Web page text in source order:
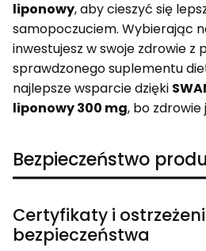
liponowy, aby cieszyć się
samopoczuciem. Wybierając
inwestujesz w swoje zdrowie z
sprawdzonego suplementu
najlepsze wsparcie dzięki
liponowy 300 mg, bo zdrowie
Bezpieczeństwo
Certyfikaty i
bezpieczeństwa